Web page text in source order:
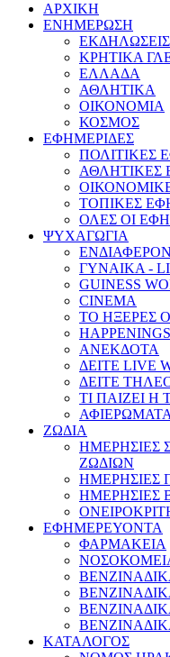
ΑΡΧΙΚΗ
ΕΝΗΜΕΡΩΣΗ
ΕΚΔΗΛΩΣΕΙΣ
ΚΡΗΤΙΚΑ
ΕΛΛΑΔΑ
ΑΘΛΗΤΙΚΑ
ΟΙΚΟΝΟΜΙΑ
ΚΟΣΜΟΣ
ΕΦΗΜΕΡΙΔΕΣ
ΠΟΛΙΤΙΚΕΣ
ΑΘΛΗΤΙΚΕΣ
ΤΟΠΙΚΕΣ
ΟΛΕΣ ΟΙ
ΨΥΧΑΓΩΓΙΑ
ΓΥΝΑΙΚΑ -
GUINESS
CINEMA
ΤΟ ΗΞΕΡΕΣ
ΑΝΕΚΔΟΤΑ
ΔΕΙΤΕ LIVE
ΔΕΙΤΕ
ΤΙ ΠΑΙΖΕΙ
ΖΩΔΙΑ
ΗΜΕΡΗΣΙΕΣ
ΖΩΔΙΩΝ
ΗΜΕΡΗΣΙΕΣ
ΗΜΕΡΗΣΙΕΣ
ΕΦΗΜΕΡΕΥΟΝΤΑ
ΦΑΡΜΑΚΕΙΑ
ΚΑΤΑΛΟΓΟΣ